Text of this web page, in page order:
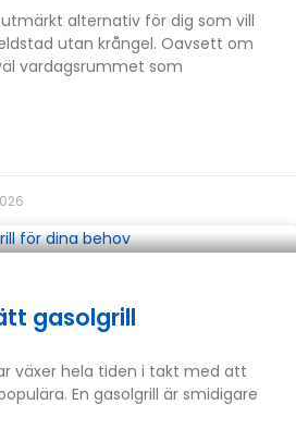
alternativ för dig som vill
utan krångel. Oavsett om
vardagsrummet som
gasolgrill
växer hela tiden i takt med att
En gasolgrill är smidigare